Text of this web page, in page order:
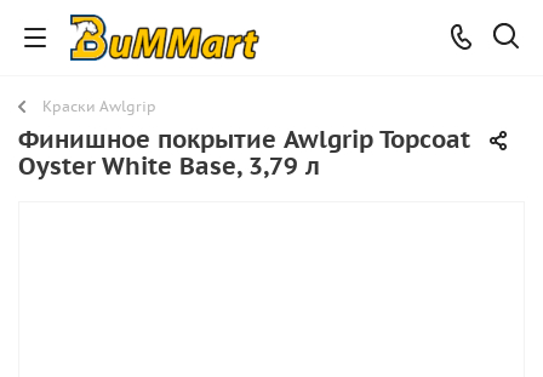
Краски Awlgrip
Финишное покрытие Awlgrip Topcoat
Oyster White Base, 3,79 л